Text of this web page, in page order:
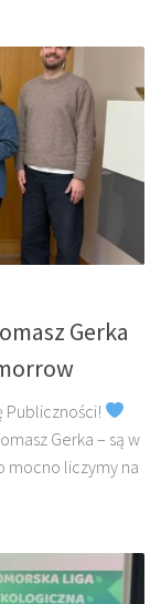
Gerka
Publiczności!
Gerka – są w
mocno liczymy na